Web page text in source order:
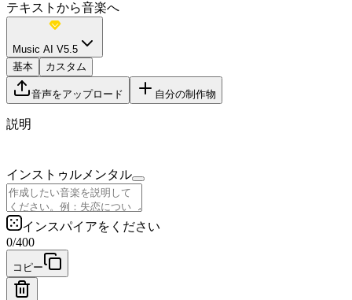
テキストから音楽へ
Music AI V5.5
基本
カスタム
音声をアップロード 自分の制作物
説明
インストゥルメンタル
インスパイアをください
0/400
コピー